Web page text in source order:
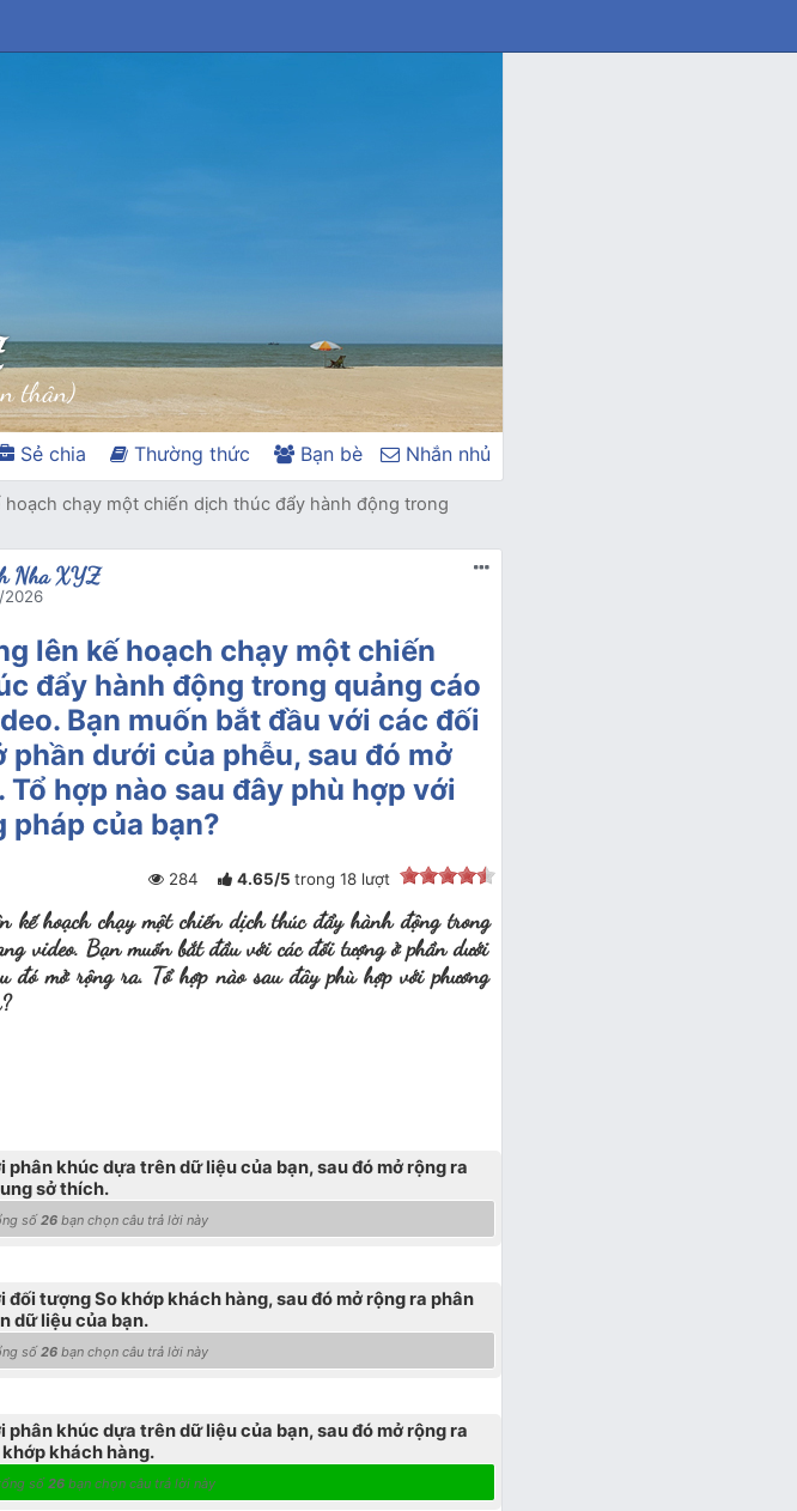
thân)
Sẻ chia Thường thức Bạn bè Nhắn nhủ
hoạch chạy một chiến dịch thúc đẩy hành động trong
Nha XYZ
2026
lên kế hoạch chạy một chiến
đẩy hành động trong quảng cáo
Bạn muốn bắt đầu với các đối
phần dưới của phễu, sau đó mở
Tổ hợp nào sau đây phù hợp với
pháp của bạn?
284 4.65/5 trong 18lượt
kế hoạch chạy một chiến dịch thúc đẩy hành động trong
video. Bạn muốn bắt đầu với các đối tượng ở phần dưới
đó mở rộng ra. Tổ hợp nào sau đây phù hợp với phương
phân khúc dựa trên dữ liệu của bạn, sau đó mở rộng ra
sở thích.
số26 bạn chọn câu trả lời này
đối tượng So khớp khách hàng, sau đó mở rộng ra phân
dữ liệu của bạn.
số26 bạn chọn câu trả lời này
phân khúc dựa trên dữ liệu của bạn, sau đó mở rộng ra
khách hàng.
số26 bạn chọn câu trả lời này